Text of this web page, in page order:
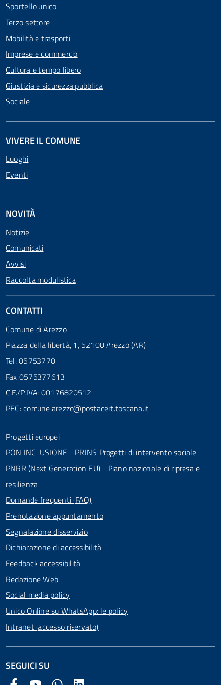
Sportello unico
Terzo settore
Mobilità e trasporti
Imprese e commercio
Cultura e tempo libero
Giustizia e sicurezza pubblica
Sociale
VIVERE IL COMUNE
Luoghi
Eventi
NOVITÀ
Notizie
Comunicati
Avvisi
Raccolta modulistica
CONTATTI
Comune di Arezzo
Piazza della libertà, 1, 52100 Arezzo (AR)
Tel. 05753770
Fax 0575377613
C.F./P.IVA: 00176820512
PEC:comune.arezzo@postacert.toscana.it
Progetti europei
PON INCLUSIONE - PRINS Progetti di intervento sociale
PNRR (Next Generation EU) - Piano nazionale di ripresa e
resilienza
Domande frequenti (FAQ)
Prenotazione appuntamento
Segnalazione disservizio
Dichiarazione di accessibilità
Feedback accessibilità
Redazione Web
Social media policy
Unico Online su WhatsApp: le policy
Intranet (accesso riservato)
SEGUICI SU